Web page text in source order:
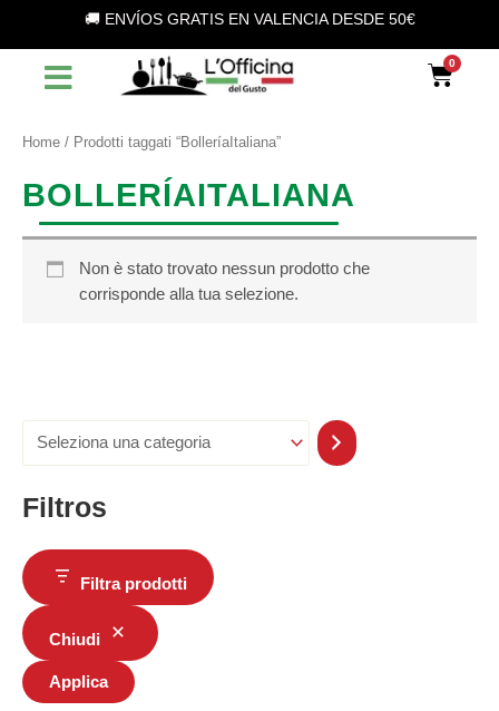
contenuto
🚚 ENVÍOS GRATIS EN VALENCIA DESDE 50€
l
o
u
a
Filtros
Filtra prodotti
Chiudi
Applica
Home / Prodotti taggati “BolleríaItaliana”
BOLLERÍAITALIANA
Non è stato trovato nessun prodotto che
corrisponde alla tua selezione.